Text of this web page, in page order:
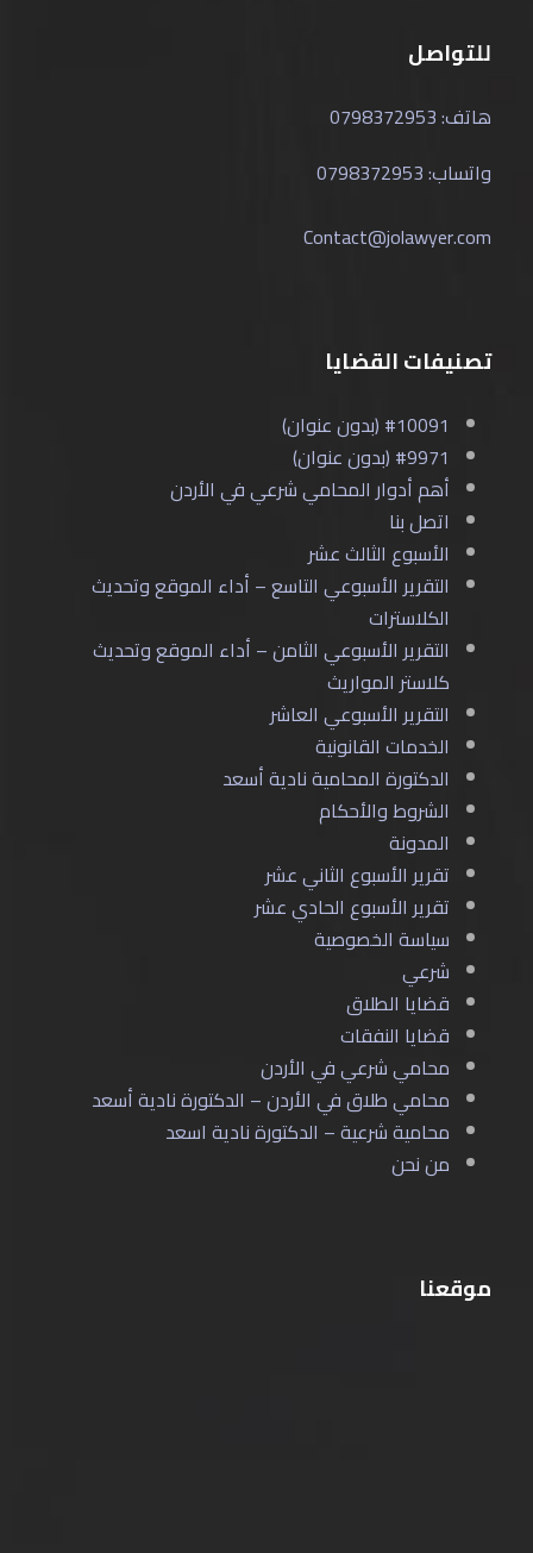
للتواصل
هاتف: 0798372953
واتساب: 0798372953
Contact@jolawyer.com
تصنيفات القضايا
#10091 (بدون عنوان)
#9971 (بدون عنوان)
أهم أدوار المحامي شرعي في الأردن
اتصل بنا
الأسبوع الثالث عشر
التقرير الأسبوعي التاسع – أداء الموقع وتحديث
الكلاسترات
التقرير الأسبوعي الثامن – أداء الموقع وتحديث
كلاستر المواريث
التقرير الأسبوعي العاشر
الخدمات القانونية
الدكتورة المحامية نادية أسعد
الشروط والأحكام
المدونة
تقرير الأسبوع الثاني عشر
تقرير الأسبوع الحادي عشر
سياسة الخصوصية
شرعي
قضايا الطلاق
قضايا النفقات
محامي شرعي في الأردن
محامي طلاق في الأردن – الدكتورة نادية أسعد
محامية شرعية – الدكتورة نادية اسعد
من نحن
موقعنا